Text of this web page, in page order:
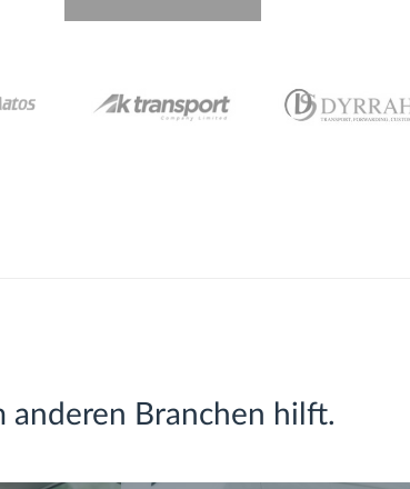
anderen Branchen hilft.